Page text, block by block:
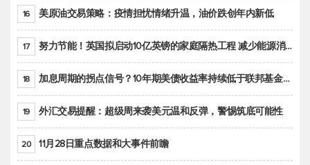
16 美原油交易策略：疫情担忧情绪升温，油价跌创年内新低
17 努力节能！英国拟启动10亿英镑的家庭隔热工程 减少能源消耗
18 加息周期的拐点信号？10年期美债收益率持续低于联邦基金利率目标区间
19 外汇交易提醒：超级周来袭美元温和反弹，警惕筑底可能性
20 11月28日重点数据和大事件前瞻